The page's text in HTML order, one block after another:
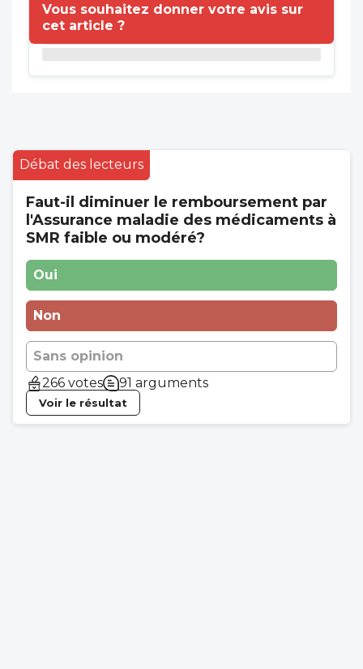
Vous souhaitez donner votre avis sur
cet article ?
Débat des lecteurs
Faut-il diminuer le remboursement par
l'Assurance maladie des médicaments à
SMR faible ou modéré?
Oui
Non
Sans opinion
266 votes
91 arguments
Voir le résultat